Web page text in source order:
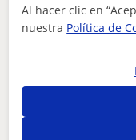
Al hacer clic en
nuestra Política de